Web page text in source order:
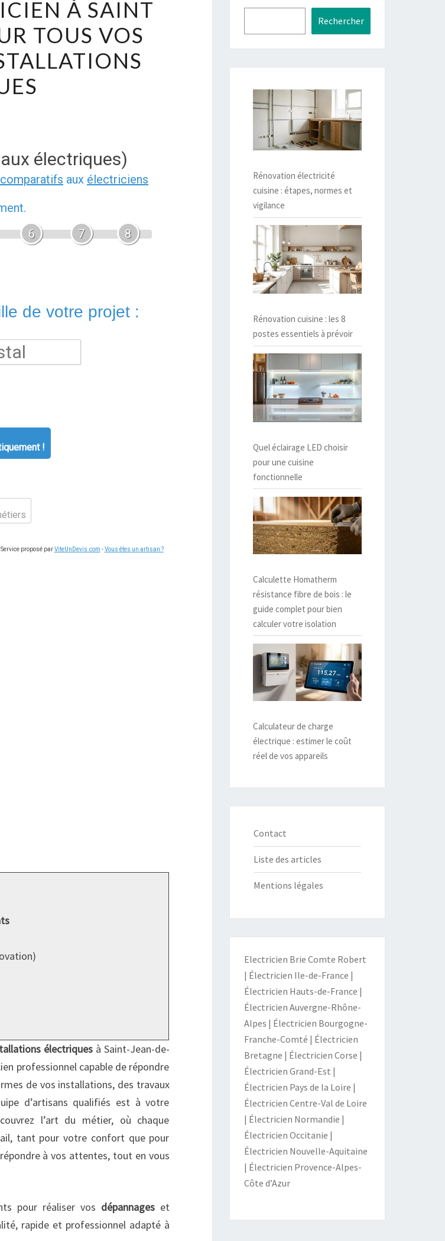
À SAINT
TOUS VOS
électriques)
aux électriciens
6 7 8
de votre projet :
!
proposé parViteUnDevis.com -Vous êtes un artisan ?
électriquesà Saint-Jean-de-
professionnel capable de répondre
de vos installations, des travaux
d’artisans qualifiés est à votre
l’art du métier, où chaque
tant pour votre confort que pour
à vos attentes, tout en vous
pour réaliser vos dépannageset
rapide et professionnel adapté à
Rechercher
Rénovation électricité
cuisine : étapes, normes et
vigilance
Rénovation cuisine : les 8
postes essentiels à prévoir
Quel éclairage LED choisir
pour une cuisine
fonctionnelle
Calculette Homatherm
résistance fibre de bois : le
guide complet pour bien
calculer votre isolation
Calculateur de charge
électrique : estimer le coût
réel de vos appareils
Contact
Liste des articles
Mentions légales
Electricien Brie Comte Robert
| Électricien Ile-de-France |
Électricien Hauts-de-France |
Électricien Auvergne-Rhône-
Alpes | Électricien Bourgogne-
Franche-Comté | Électricien
Bretagne | Électricien Corse |
Électricien Grand-Est |
Électricien Pays de la Loire |
Électricien Centre-Val de Loire
| Électricien Normandie |
Électricien Occitanie |
Électricien Nouvelle-Aquitaine
| Électricien Provence-Alpes-
Côte d’Azur